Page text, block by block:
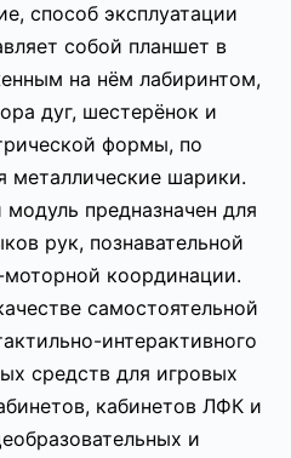
способ эксплуатации
собой планшет в
на нём лабиринтом,
дуг, шестерёнок и
формы, по
металлические шарики.
предназначен для
рук, познавательной
координации.
самостоятельной
интерактивного
средств для игровых
кабинетов ЛФК и
и